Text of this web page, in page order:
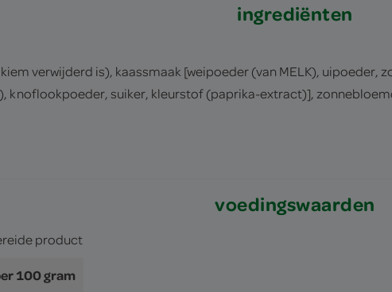
ingrediënten
verwijderd is), kaassmaak [weipoeder (van MELK),
knoflookpoeder, suiker, kleurstof (paprika-extract)],
voedingswaarden
product
100 gram